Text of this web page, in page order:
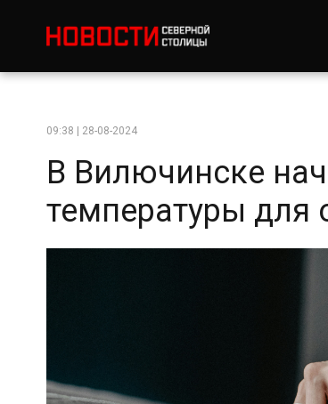
09:38 | 28-08-2024
В Вилючинске
температуры для